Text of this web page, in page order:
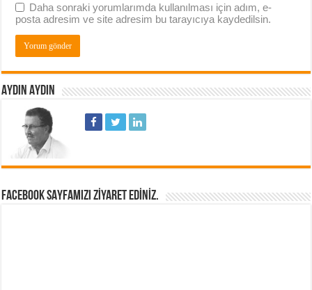
Daha sonraki yorumlarımda kullanılması için adım, e-
posta adresim ve site adresim bu tarayıcıya kaydedilsin.
AYDIN AYDIN
FACEBOOK SAYFAMIZI ZIYARET EDINIZ.